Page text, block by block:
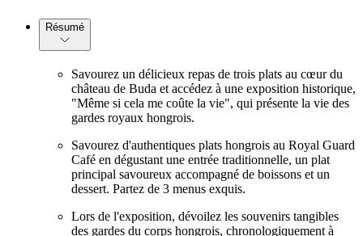
Résumé
Savourez un délicieux repas de trois plats au cœur du
château de Buda et accédez à une exposition historique,
"Même si cela me coûte la vie", qui présente la vie des
gardes royaux hongrois.
Savourez d'authentiques plats hongrois au Royal Guard
Café en dégustant une entrée traditionnelle, un plat
principal savoureux accompagné de boissons et un
dessert. Partez de 3 menus exquis.
Lors de l'exposition, dévoilez les souvenirs tangibles
des gardes du corps hongrois, chronologiquement à